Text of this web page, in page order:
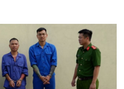
Giải trí
Nghệ sĩ
Thời trang